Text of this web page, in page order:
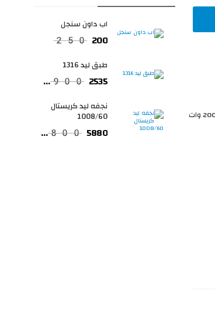
اب داون سنجل
200
250
طبق ليد 1316
2535
3900
نجفه ليد كريستال
1008/60
5880
9800